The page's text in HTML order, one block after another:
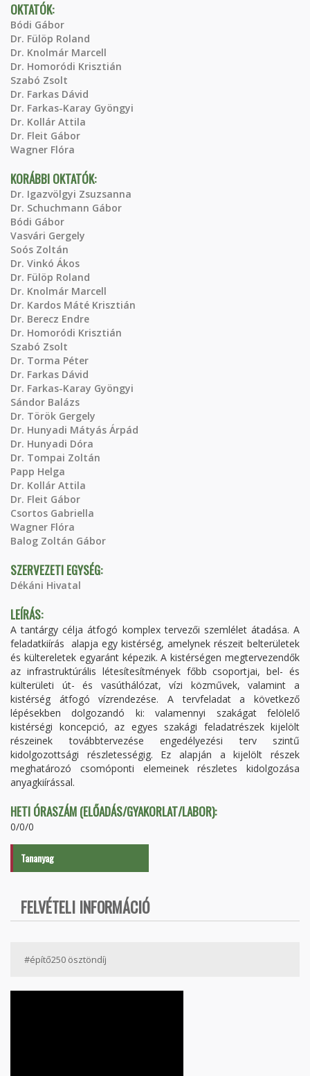
OKTATÓK:
Bódi Gábor
Dr. Fülöp Roland
Dr. Knolmár Marcell
Dr. Homoródi Krisztián
Szabó Zsolt
Dr. Farkas Dávid
Dr. Farkas-Karay Gyöngyi
Dr. Kollár Attila
Dr. Fleit Gábor
Wagner Flóra
KORÁBBI OKTATÓK:
Dr. Igazvölgyi Zsuzsanna
Dr. Schuchmann Gábor
Bódi Gábor
Vasvári Gergely
Soós Zoltán
Dr. Vinkó Ákos
Dr. Fülöp Roland
Dr. Knolmár Marcell
Dr. Kardos Máté Krisztián
Dr. Berecz Endre
Dr. Homoródi Krisztián
Szabó Zsolt
Dr. Torma Péter
Dr. Farkas Dávid
Dr. Farkas-Karay Gyöngyi
Sándor Balázs
Dr. Török Gergely
Dr. Hunyadi Mátyás Árpád
Dr. Hunyadi Dóra
Dr. Tompai Zoltán
Papp Helga
Dr. Kollár Attila
Dr. Fleit Gábor
Csortos Gabriella
Wagner Flóra
Balog Zoltán Gábor
SZERVEZETI EGYSÉG:
Dékáni Hivatal
LEÍRÁS:
A tantárgy célja átfogó komplex tervezői szemlélet átadása. A
feladatkiírás alapja egy kistérség, amelynek részeit belterületek
és kültereletek egyaránt képezik. A kistérségen megtervezendők
az infrastruktúrális létesítesítmények főbb csoportjai, bel- és
külterületi út- és vasúthálózat, vízi közművek, valamint a
kistérség átfogó vízrendezése. A tervfeladat a következő
lépésekben dolgozandó ki: valamennyi szakágat felölelő
kistérségi koncepció, az egyes szakági feladatrészek kijelölt
részeinek továbbtervezése engedélyezési terv szintű
kidolgozottsági részletességig. Ez alapján a kijelölt részek
meghatározó csomóponti elemeinek részletes kidolgozása
anyagkiírással.
HETI ÓRASZÁM (ELŐADÁS/GYAKORLAT/LABOR):
0/0/0
Tananyag
FELVÉTELI INFORMÁCIÓ
#építő250 ösztöndíj